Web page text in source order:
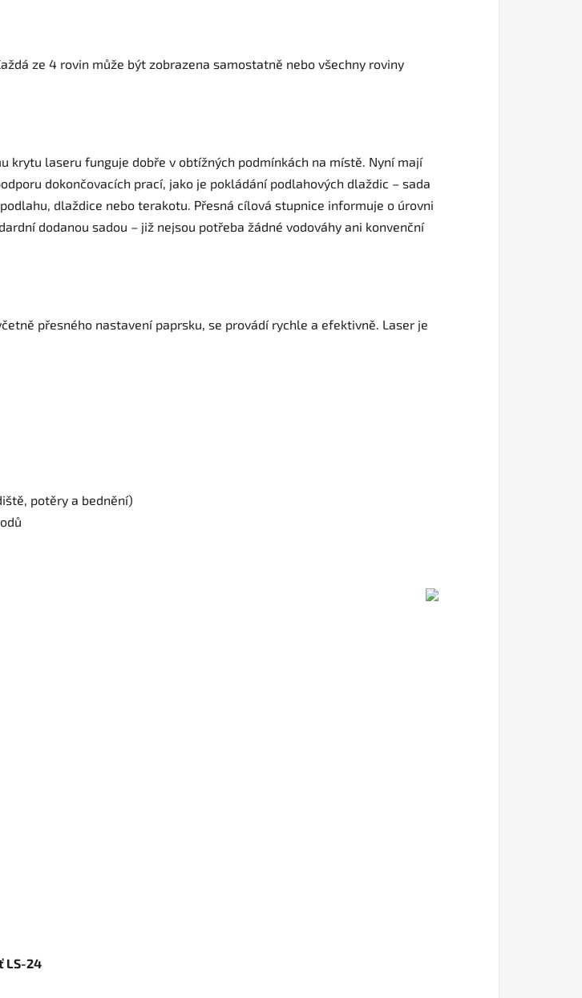
ze 4 rovin může být zobrazena samostatně nebo všechny roviny
krytu laseru funguje dobře v obtížných podmínkách na místě. Nyní mají
dokončovacích prací, jako je pokládání podlahových dlaždic – sada
dlaždice nebo terakotu. Přesná cílová stupnice informuje o úrovni
dodanou sadou – již nejsou potřeba žádné vodováhy ani konvenční
přesného nastavení paprsku, se provádí rychle a efektivně. Laser je
potěry a bednění)
LS-24